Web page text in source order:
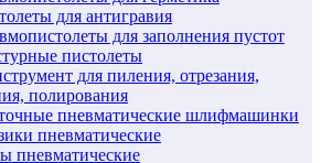
для антигравия
для заполнения пустот
пистолеты
для пиления, отрезания,
полирования
пневматические шлифмашинки
пневматические
пневматические